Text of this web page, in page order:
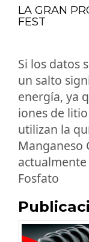
LA GRAN
FEST
Si los datos
un salto
energía, ya
iones de
utilizan la
Manganeso
Fosfato